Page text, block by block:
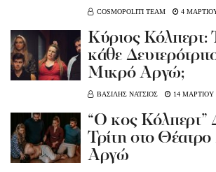
COSMOPOLITI TEAM 4
Kύριος Κόλπερτ:
κάθε
Μικρό Αργώ;
ΒΑΣΙΛΗΣ ΝΑΤΣΙΟΣ 14 ΜΑΡΤΙΟΥ
“Ο κος Κόλπερτ”
Τρίτη στο
Αργώ